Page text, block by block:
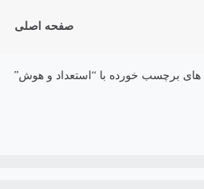
صفحه اصلی
های برچسب خورده با “استعداد و هوش”